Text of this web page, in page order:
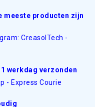
meeste producten zijn
CreasolTech -
werkdag verzonden
- Express Courie